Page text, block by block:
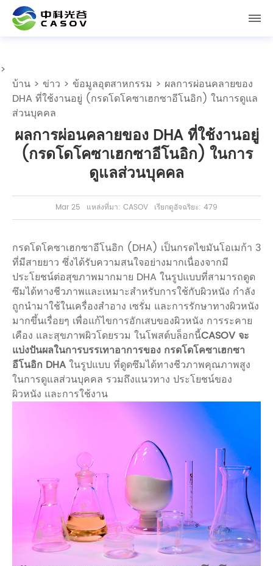
>
บ้าน > ข่าว > ข้อมูลอุตสาหกรรม > ผลการผ่อนคลายของ
DHA ที่ใช้งานอยู่ (กรดโดโคซาเฮกซาอีโนอิก) ในการดูแล
ส่วนบุคคล
ผลการผ่อนคลายของ DHA ที่ใช้งานอยู่
(กรดโดโคซาเฮกซาอีโนอิก) ในการ
ดูแลส่วนบุคคล
Mar 25 แหล่งที่มา: CASOV เรียกดูอัจฉริยะ: 479
กรดโดโคซาเฮกซาอีโนอิก (DHA) เป็นกรดไขมันโอเมก้า 3
ที่มีสายยาว ซึ่งได้รับความสนใจอย่างมากเนื่องจากมี
ประโยชน์ต่อสุขภาพมากมาย DHA ในรูปแบบที่สามารถดูด
ซึมได้ทางชีวภาพและเหมาะสำหรับการใช้กับผิวหนัง กำลัง
ถูกนำมาใช้ในเครื่องสำอาง เซรั่ม และการรักษาทางผิวหนัง
มากขึ้นเรื่อยๆ เพื่อแก้ไขการอักเสบของผิวหนัง การระคาย
เคือง และสุขภาพผิวโดยรวม ในโพสต์บล็อกนี้CASOV จะ
แบ่งปันผลในการบรรเทาอาการของ กรดโดโคซาเฮกซา
อีโนอิก DHAในรูปแบบ ที่ดูดซึมได้ทางชีวภาพคุณภาพสูง
ในการดูแลส่วนบุคคล รวมถึงแนวทาง ประโยชน์ของ
ผิวหนัง และการใช้งาน